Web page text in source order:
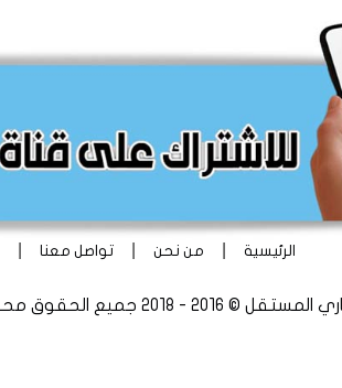
الرئيسية من نحن تواصل معنا
2018 جميع الحقوق محفوظة | تصميم